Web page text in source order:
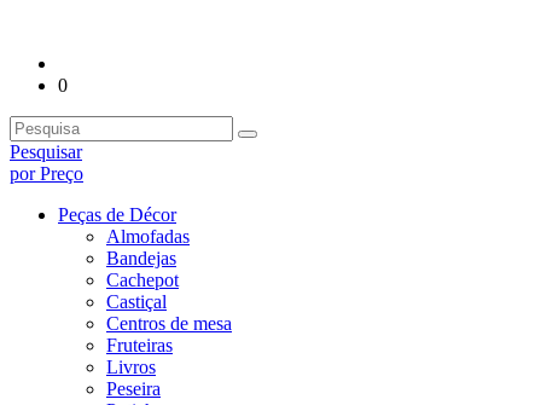
0
Pesquisar
por Preço
Peças de Décor
Almofadas
Bandejas
Cachepot
Castiçal
Centros de mesa
Fruteiras
Livros
Peseira